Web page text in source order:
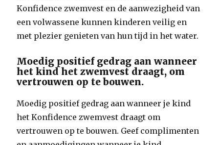
Konfidence zwemvest en de aanwezigheid van
een volwassene kunnen kinderen veilig en
met plezier genieten van hun tijd in het water.
Moedig positief gedrag aan wanneer
het kind het zwemvest draagt, om
vertrouwen op te bouwen.
Moedig positief gedrag aan wanneer je kind
het Konfidence zwemvest draagt om
vertrouwen op te bouwen. Geef complimenten